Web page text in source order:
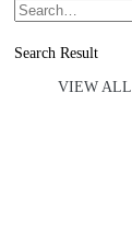
Search
Search Result
VIEW ALL